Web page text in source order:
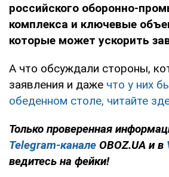
российского оборонно-
комплекса и ключевые
которые может ускорить
А что обсуждали стороны,
заявления и даже что у них
обеденном столе, читайте
Только проверенная
Telegram-канале OBOZ.UA и в
ведитесь на фейки!